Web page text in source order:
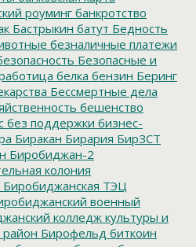
роуминг банкротство
Бастрыкин батут Бедность
безналичные платежи
Безопасные и
белка бензин Беринг
Бессмертные дела
бешенство
без поддержки бизнес-
Биракан Бирария БирЗСТ
Биробиджан-2
колония
Биробиджанская ТЭЦ
военный
колледж культуры и
Бирофельд биткоин